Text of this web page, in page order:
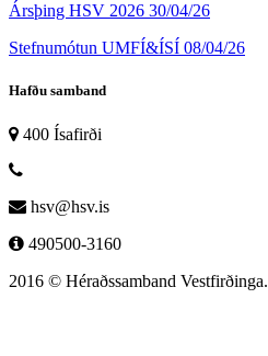
Ársþing HSV 2026 30/04/26
Stefnumótun UMFÍ&ÍSÍ 08/04/26
Hafðu samband
400 Ísafirði
hsv@hsv.is
490500-3160
2016 © Héraðssamband Vestfirðinga.